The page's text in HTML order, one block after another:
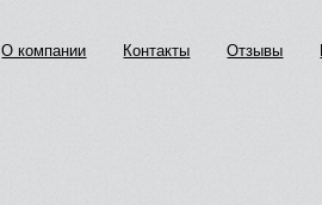
О компании Контакты Отзывы